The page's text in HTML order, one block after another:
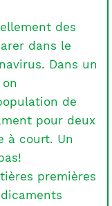
des
dans le
Dans un
de
pour deux
à court. Un
premières